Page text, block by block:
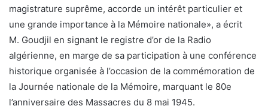
magistrature suprême, accorde un intérêt particulier et
une grande importance à la Mémoire nationale», a écrit
M. Goudjil en signant le registre d’or de la Radio
algérienne, en marge de sa participation à une conférence
historique organisée à l’occasion de la commémoration de
la Journée nationale de la Mémoire, marquant le 80e
l’anniversaire des Massacres du 8 mai 1945.